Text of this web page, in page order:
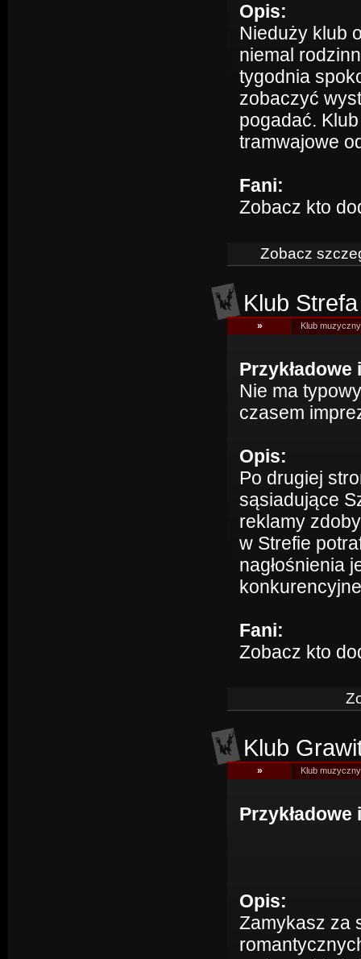
Opis:
Nieduży klub
niemal
tygodnia
zobaczyć
pogadać.
tramwajowe
Fani:
Zobacz kto
Zobacz
Klub
» Klub
Przykładowe
Nie ma
czasem
Opis:
Po drugiej
sąsiadujące
reklamy
w Strefie
nagłośnienia
Fani:
Zobacz kto
Klub
» Klub
Przykładowe
Opis:
Zamykasz za